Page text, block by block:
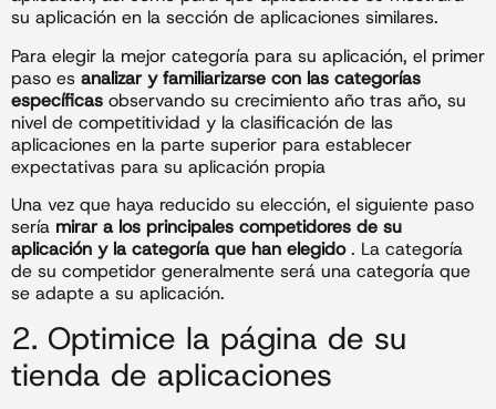
su aplicación en la sección de aplicaciones similares.
Para elegir la mejor categoría para su aplicación, el primer
paso es analizar y familiarizarse con las categorías
específicas observando su crecimiento año tras año, su
nivel de competitividad y la clasificación de las
aplicaciones en la parte superior para establecer
expectativas para su aplicación propia
Una vez que haya reducido su elección, el siguiente paso
sería mirar a los principales competidores de su
aplicación y la categoría que han elegido. La categoría
de su competidor generalmente será una categoría que
se adapte a su aplicación.
2. Optimice la página de su
tienda de aplicaciones